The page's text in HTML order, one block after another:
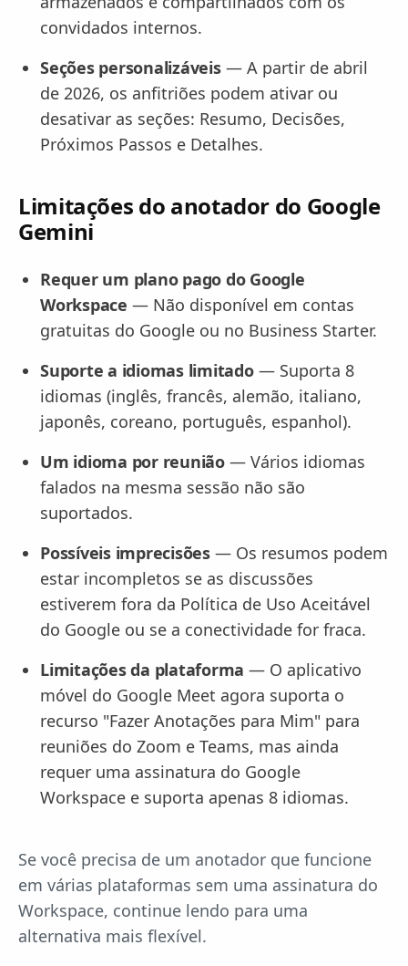
convidados internos.
Seções personalizáveis— A partir de abril
de 2026, os anfitriões podem ativar ou
desativar as seções: Resumo, Decisões,
Próximos Passos e Detalhes.
Limitações do anotador do Google
Gemini
Requer um plano pago do Google
Workspace — Não disponível em contas
gratuitas do Google ou no Business Starter.
Suporte a idiomas limitado— Suporta 8
idiomas (inglês, francês, alemão, italiano,
japonês, coreano, português, espanhol).
Um idioma por reunião— Vários idiomas
falados na mesma sessão não são
suportados.
Possíveis imprecisões— Os resumos podem
estar incompletos se as discussões
estiverem fora da Política de Uso Aceitável
do Google ou se a conectividade for fraca.
Limitações da plataforma — O aplicativo
móvel do Google Meet agora suporta o
recurso "Fazer Anotações para Mim" para
reuniões do Zoom e Teams, mas ainda
requer uma assinatura do Google
Workspace e suporta apenas 8 idiomas.
Se você precisa de um anotador que funcione
em várias plataformas sem uma assinatura do
Workspace, continue lendo para uma
alternativa mais flexível.